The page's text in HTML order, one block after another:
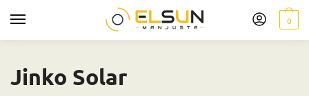
0
Jinko Solar